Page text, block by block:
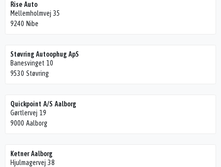
Rise Auto
Mellemholmvej 35
9240 Nibe
Støvring Autoophug ApS
Banesvinget 10
9530 Støvring
Quickpoint A/S Aalborg
Gørtlervej 19
9000 Aalborg
Ketner Aalborg
Hjulmagervej 38